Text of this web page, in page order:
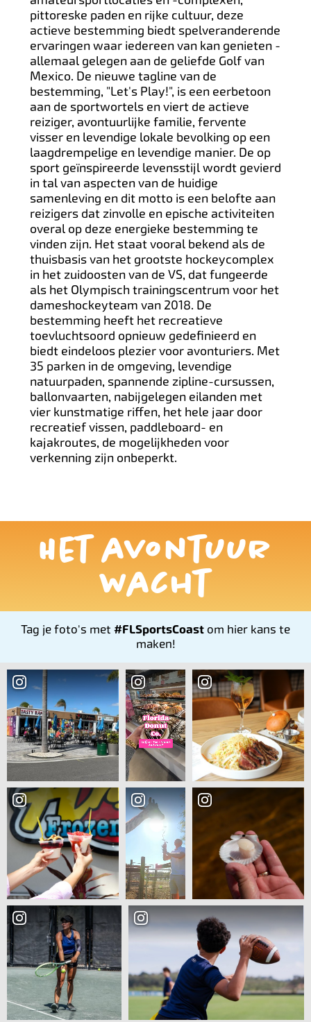
pittoreske paden en rijke cultuur, deze
actieve bestemming biedt spelveranderende
ervaringen waar iedereen van kan genieten -
allemaal gelegen aan de geliefde Golf van
Mexico. De nieuwe tagline van de
bestemming, "Let's Play!", is een eerbetoon
aan de sportwortels en viert de actieve
reiziger, avontuurlijke familie, fervente
visser en levendige lokale bevolking op een
laagdrempelige en levendige manier. De op
sport geïnspireerde levensstijl wordt gevierd
in tal van aspecten van de huidige
samenleving en dit motto is een belofte aan
reizigers dat zinvolle en epische activiteiten
overal op deze energieke bestemming te
vinden zijn. Het staat vooral bekend als de
thuisbasis van het grootste hockeycomplex
in het zuidoosten van de VS, dat fungeerde
als het Olympisch trainingscentrum voor het
dameshockeyteam van 2018. De
bestemming heeft het recreatieve
toevluchtsoord opnieuw gedefinieerd en
biedt eindeloos plezier voor avonturiers. Met
35 parken in de omgeving, levendige
natuurpaden, spannende zipline-cursussen,
ballonvaarten, nabijgelegen eilanden met
vier kunstmatige riffen, het hele jaar door
recreatief vissen, paddleboard- en
kajakroutes, de mogelijkheden voor
verkenning zijn onbeperkt.
Het avontuur
wacht
Tag je foto's met #FLSportsCoast om hier kans te
maken!